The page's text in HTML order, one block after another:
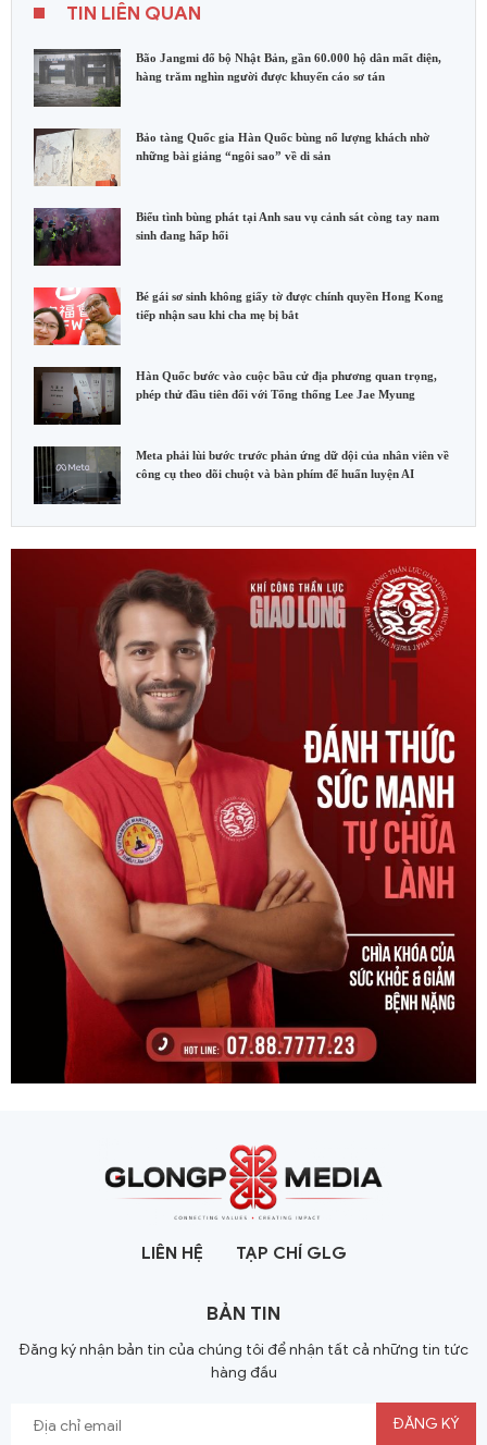
TIN LIÊN QUAN
Bão Jangmi đổ bộ Nhật Bản, gần 60.000 hộ dân mất điện,
hàng trăm nghìn người được khuyến cáo sơ tán
Bảo tàng Quốc gia Hàn Quốc bùng nổ lượng khách nhờ
những bài giảng “ngôi sao” về di sản
Biểu tình bùng phát tại Anh sau vụ cảnh sát còng tay nam
sinh đang hấp hối
Bé gái sơ sinh không giấy tờ được chính quyền Hong Kong
tiếp nhận sau khi cha mẹ bị bắt
Hàn Quốc bước vào cuộc bầu cử địa phương quan trọng,
phép thử đầu tiên đối với Tổng thống Lee Jae Myung
Meta phải lùi bước trước phản ứng dữ dội của nhân viên về
công cụ theo dõi chuột và bàn phím để huấn luyện AI
LIÊN HỆ TẠP CHÍ GLG
BẢN TIN
Đăng ký nhận bản tin của chúng tôi để nhận tất cả những tin tức
hàng đầu